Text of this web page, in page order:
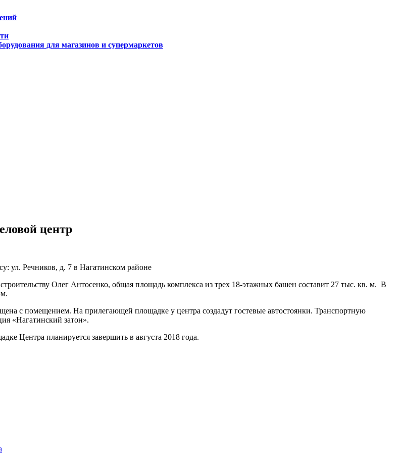
для магазинов и супермаркетов
центр
ул. Речников, д. 7 в Нагатинском районе
Олег Антосенко, общая площадь комплекса из трех 18-этажных башен составит 27 тыс. кв. м. В
с помещением. На прилегающей площадке у центра создадут гостевые автостоянки. Транспортную
«Нагатинский затон».
Центра планируется завершить в августа 2018 года.